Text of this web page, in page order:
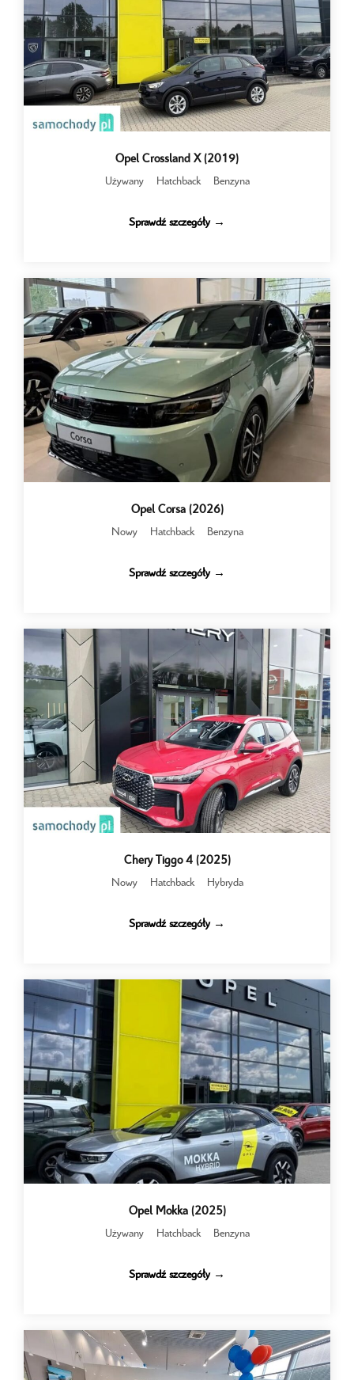
Opel Crossland X (2019)
Używany Hatchback Benzyna
Sprawdź szczegóły →
Opel Corsa (2026)
Nowy Hatchback Benzyna
Sprawdź szczegóły →
Chery Tiggo 4 (2025)
Nowy Hatchback Hybryda
Sprawdź szczegóły →
Opel Mokka (2025)
Używany Hatchback Benzyna
Sprawdź szczegóły →